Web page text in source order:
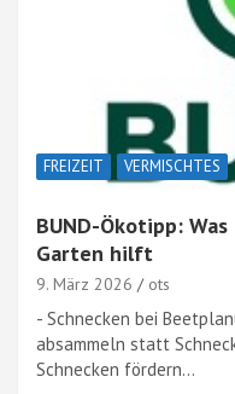
FREIZEIT VERMISCHTES
BUND-Ökotipp:
Garten hilft
9. März 2026 ots
- Schnecken bei
absammeln statt
Schnecken fördern…